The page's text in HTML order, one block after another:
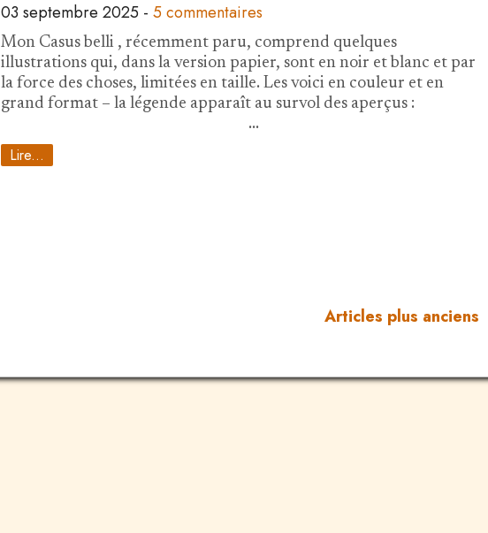
03 septembre 2025 - 5 commentaires
Mon Casus belli , récemment paru, comprend quelques
illustrations qui, dans la version papier, sont en noir et blanc et par
la force des choses, limitées en taille. Les voici en couleur et en
grand format – la légende apparaît au survol des aperçus :
…
Lire...
Articles plus anciens